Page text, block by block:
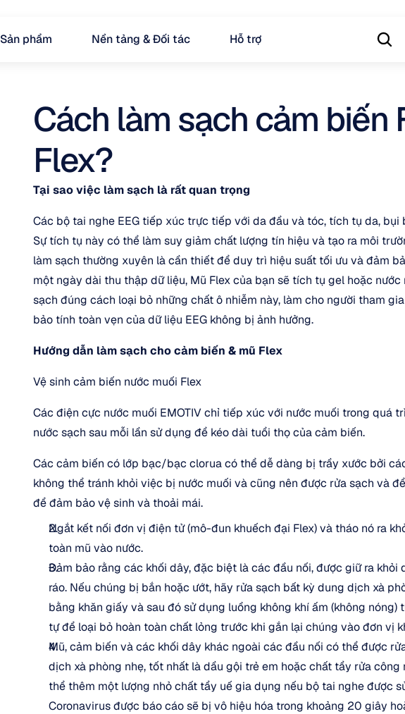
Sản phẩm Nền tảng & Đối tác Hỗ trợ
Cách làm sạch cảm biến
Flex?
Tại sao việc làm sạch là rất quan trọng
Các bộ tai nghe EEG tiếp xúc trực tiếp với da đầu và tóc, tích tụ da, bụi
Sự tích tụ này có thể làm suy giảm chất lượng tín hiệu và tạo ra môi
làm sạch thường xuyên là cần thiết để duy trì hiệu suất tối ưu và đảm
một ngày dài thu thập dữ liệu, Mũ Flex của bạn sẽ tích tụ gel hoặc nước
sạch đúng cách loại bỏ những chất ô nhiễm này, làm cho người tham
bảo tính toàn vẹn của dữ liệu EEG không bị ảnh hưởng.
Hướng dẫn làm sạch cho cảm biến & mũ Flex
Vệ sinh cảm biến nước muối Flex
Các điện cực nước muối EMOTIV chỉ tiếp xúc với nước muối trong quá
nước sạch sau mỗi lần sử dụng để kéo dài tuổi thọ của cảm biến.
Các cảm biến có lớp bạc/bạc clorua có thể dễ dàng bị trầy xước bởi
không thể tránh khỏi việc bị nước muối và cũng nên được rửa sạch và
để đảm bảo vệ sinh và thoải mái.
Ngắt kết nối đơn vị điện tử (mô-đun khuếch đại Flex) và tháo nó ra
toàn mũ vào nước.
Đảm bảo rằng các khối dây, đặc biệt là các đầu nối, được giữ ra khỏi
ráo. Nếu chúng bị bắn hoặc ướt, hãy rửa sạch bất kỳ dung dịch xà
bằng khăn giấy và sau đó sử dụng luồng không khí ấm (không
tự để loại bỏ hoàn toàn chất lỏng trước khi gắn lại chúng vào đơn vị
Mũ, cảm biến và các khối dây khác ngoài các đầu nối có thể được
dịch xà phòng nhẹ, tốt nhất là dầu gội trẻ em hoặc chất tẩy rửa
thể thêm một lượng nhỏ chất tẩy uế gia dụng nếu bộ tai nghe được
Coronavirus được báo cáo sẽ bị vô hiệu hóa trong khoảng 20 giây